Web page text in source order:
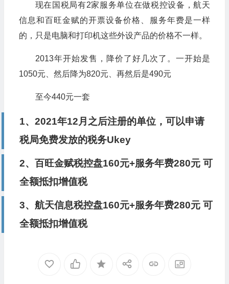
现在国税局有2家服务单位在做税控设备，航天
信息和百旺金赋的开票设备价格、服务年费是一样
的，只是电脑和打印机这些外设产品的价格不一样。
2013年开始发售，降价了好几次了。一开始是
1050元、然后降为820元、再然后是490元
至今440元一套
1、2021年12月之后注册的单位，可以申请
税局免费发放的税务Ukey
2、百旺金赋税控盘160元+服务年费280元 可
全额抵扣增值税
3、航天信息税控盘160元+服务年费280元 可
全额抵扣增值税